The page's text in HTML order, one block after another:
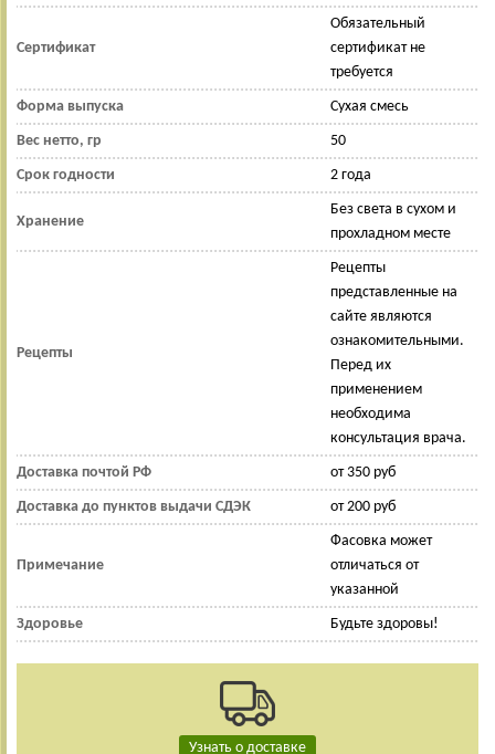
Сертификат
Обязательный
сертификат не
требуется
Форма выпуска Сухая смесь
Вес нетто, гр 50
Срок годности 2 года
Хранение
Без света в сухом и
прохладном месте
Рецепты
Рецепты
представленные на
сайте являются
ознакомительными.
Перед их
применением
необходима
консультация врача.
Доставка почтой РФ от 350 руб
Доставка до пунктов выдачи СДЭК от 200 руб
Примечание
Фасовка может
отличаться от
указанной
Здоровье Будьте здоровы!
Узнать о доставке